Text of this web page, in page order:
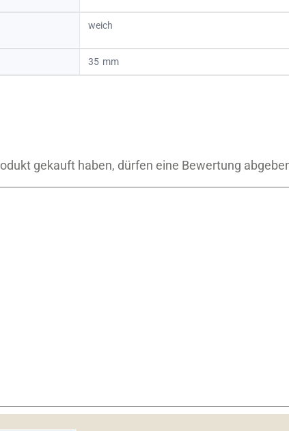
weich
35
gekauft haben, dürfen eine Bewertung